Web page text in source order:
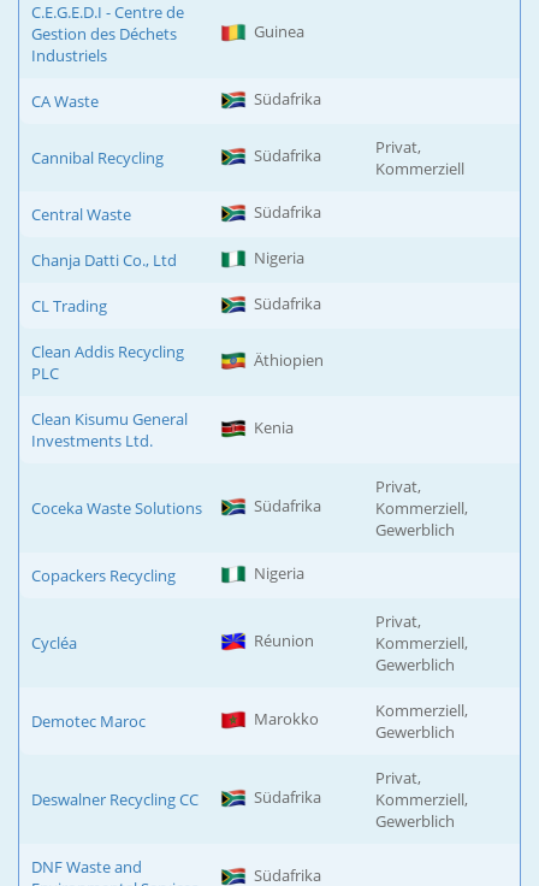
C.E.G.E.D.I - Centre de
Gestion des Déchets
Industriels
Guinea
CA Waste Südafrika
Cannibal Recycling Südafrika
Privat,
Kommerziell
Central Waste Südafrika
Chanja Datti Co., Ltd Nigeria
CL Trading Südafrika
Clean Addis Recycling
PLC
Äthiopien
Clean Kisumu General
Investments Ltd.
Kenia
Coceka Waste Solutions Südafrika
Privat,
Kommerziell,
Gewerblich
Copackers Recycling Nigeria
Cycléa Réunion
Privat,
Kommerziell,
Gewerblich
Demotec Maroc Marokko
Kommerziell,
Gewerblich
Deswalner Recycling CC Südafrika
Privat,
Kommerziell,
Gewerblich
DNF Waste and
Südafrika